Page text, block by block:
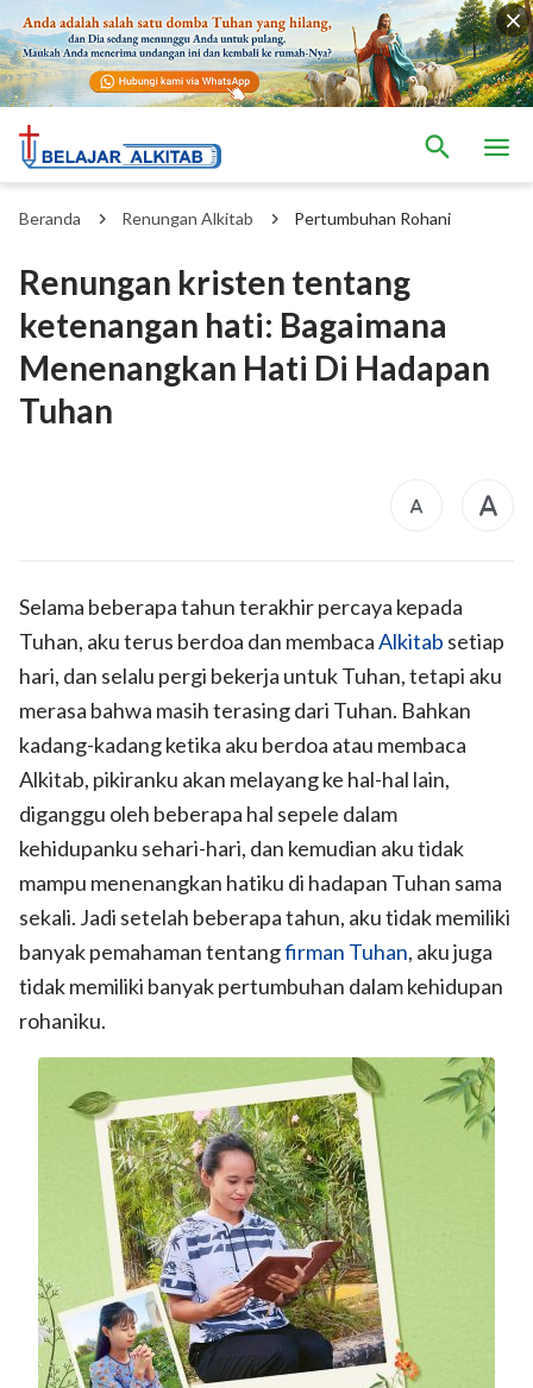
Beranda Renungan Alkitab Pertumbuhan Rohani
Renungan kristen tentang
ketenangan hati: Bagaimana
Menenangkan Hati Di Hadapan
Tuhan
Selama beberapa tahun terakhir percaya kepada
Tuhan, aku terus berdoa dan membacaAlkitab setiap
hari, dan selalu pergi bekerja untuk Tuhan, tetapi aku
merasa bahwa masih terasing dari Tuhan. Bahkan
kadang-kadang ketika aku berdoa atau membaca
Alkitab, pikiranku akan melayang ke hal-hal lain,
diganggu oleh beberapa hal sepele dalam
kehidupanku sehari-hari, dan kemudian aku tidak
mampu menenangkan hatiku di hadapan Tuhan sama
sekali. Jadi setelah beberapa tahun, aku tidak memiliki
banyak pemahaman tentangfirman Tuhan, aku juga
tidak memiliki banyak pertumbuhan dalam kehidupan
rohaniku.